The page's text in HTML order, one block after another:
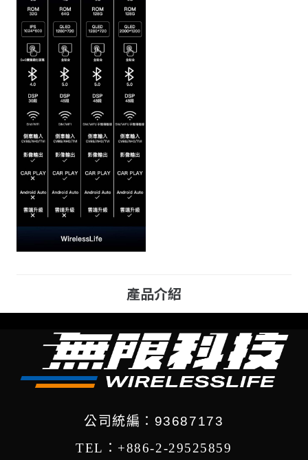
產品介紹
公司統編：93687173
TEL：+886-2-29525859